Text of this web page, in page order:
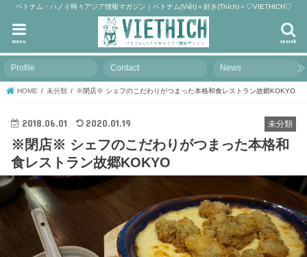
ベトナム・ハノイ時々アジア情報マガジン｜ベトナム(Việt)＋好き(Thích)＝♡VIETHICH♡
search
menu
Profile Contact News
HOME 未分類 ※閉店※ シェフのこだわりがつまった本格和食レストラン故郷KOKYO
未分類
2018.06.01 2020.01.19
※閉店※ シェフのこだわりがつまった本格和
食レストラン故郷KOKYO